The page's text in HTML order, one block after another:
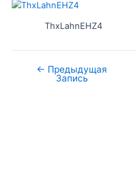
ThxLahnEHZ4
← Предыдущая
Запись